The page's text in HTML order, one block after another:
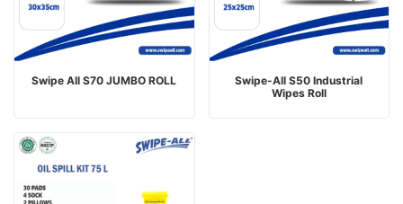
Swipe All S70 JUMBO ROLL
Swipe-All S50 Industrial
Wipes Roll